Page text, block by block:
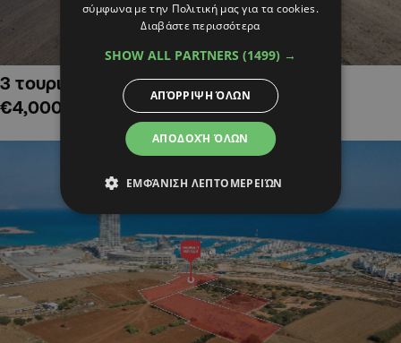
3 τουριστικά χωράφια στην Αλαμινό,
€4,000,000
σύμφωνα με την Πολιτική μας για τα cookies.
Διαβάστε περισσότερα
SHOW ALL PARTNERS (1499) →
ΑΠΟΔΟΧΉ ΌΛΩΝ
ΑΠΌΡΡΙΨΗ ΌΛΩΝ
ΕΜΦΆΝΙΣΗ ΛΕΠΤΟΜΕΡΕΙΏΝ